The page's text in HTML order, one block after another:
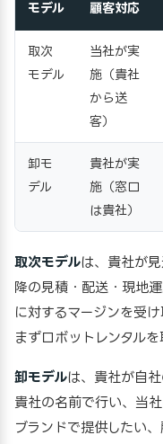
モデル 顧客対応
取次
モデル
当社が実
施（貴社
から送
客）
卸モ
デル
貴社が実
施（窓口
は貴社）
取次モデルは、貴社が
降の見積・配送・現地
に対するマージンを受
まずロボットレンタル
卸モデルは、貴社が自
貴社の名前で行い、当
ブランドで提供したい